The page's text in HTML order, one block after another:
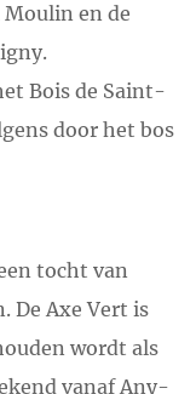
Moulin en de
Bois de Saint-
door het bos
tocht van
De Axe Vert is
wordt als
vanaf Any-